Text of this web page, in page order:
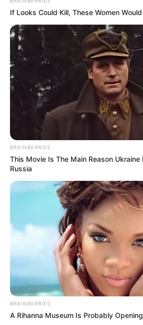
If Looks Could Kill, These Women
BRAINBERRIES
This Movie Is The Main Reason Ukraine
Russia
BRAINBERRIES
A Rihanna Museum Is Probably